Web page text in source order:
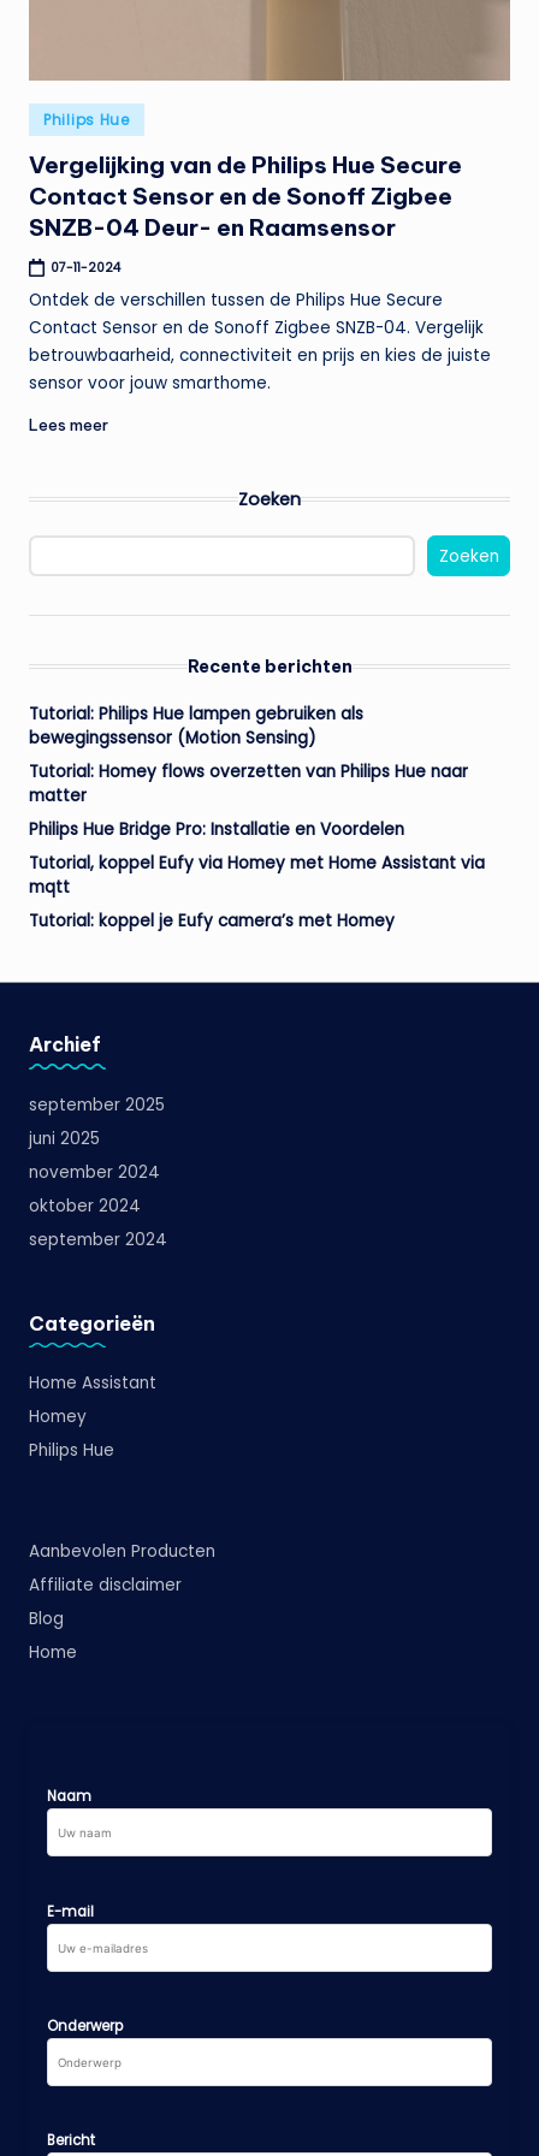
n
tGeplaatst
in
Philips Hue
Vergelijking van de Philips Hue Secure
Contact Sensor en de Sonoff Zigbee
SNZB-04 Deur- en Raamsensor
07-11-2024
Ontdek de verschillen tussen de Philips Hue Secure
Contact Sensor en de Sonoff Zigbee SNZB-04. Vergelijk
betrouwbaarheid, connectiviteit en prijs en kies de juiste
sensor voor jouw smarthome.
Lees meer
Zoeken
Zoeken
Recente berichten
Tutorial: Philips Hue lampen gebruiken als
bewegingssensor (Motion Sensing)
Tutorial: Homey flows overzetten van Philips Hue naar
matter
Philips Hue Bridge Pro: Installatie en Voordelen
Tutorial, koppel Eufy via Homey met Home Assistant via
mqtt
Tutorial: koppel je Eufy camera’s met Homey
Archief
september 2025
juni 2025
november 2024
oktober 2024
september 2024
Categorieën
Home Assistant
Homey
Philips Hue
Aanbevolen Producten
Affiliate disclaimer
Blog
Home
Naam
E-mail
Onderwerp
Bericht